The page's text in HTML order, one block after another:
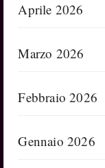
Aprile 2026
Marzo 2026
Febbraio 2026
Gennaio 2026